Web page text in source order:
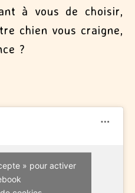
à vous de choisir,
chien vous craigne,
?
» pour activer